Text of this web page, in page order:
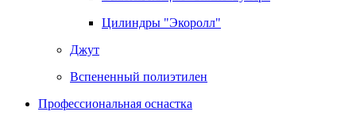
Цилиндры "Экоролл"
Джут
Вспененный полиэтилен
Профессиональная оснастка